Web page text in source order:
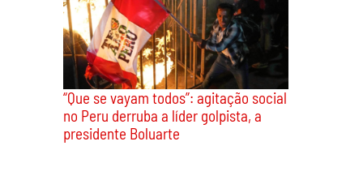
Rebelião MAGA sobre o caso Epstein
força Trump a mudar de posição